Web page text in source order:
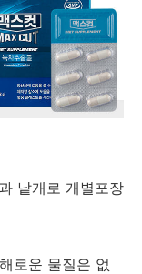
낱개로 개별포장
로운 물질은 없